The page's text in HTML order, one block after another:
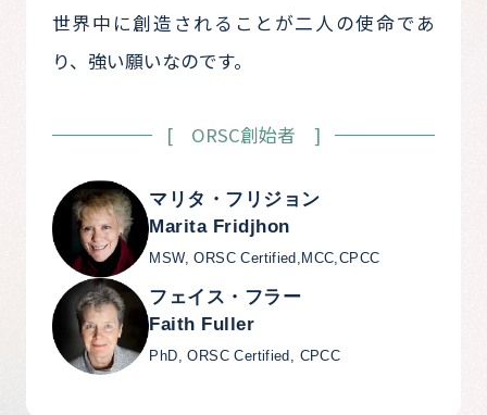
世界中に創造されることが二人の使命であ
り、強い願いなのです。
[ ORSC創始者 ]
マリタ・フリジョン
Marita Fridjhon
MSW, ORSC Certified,MCC,CPCC
フェイス・フラー
Faith Fuller
PhD, ORSC Certified, CPCC